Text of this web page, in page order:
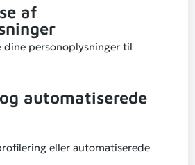
af
dine personoplysninger til
automatiserede
eller automatiserede